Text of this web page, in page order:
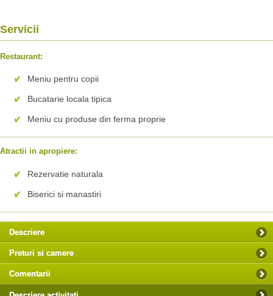
Servicii
Restaurant:
Meniu pentru copii
Bucatarie locala tipica
Meniu cu produse din ferma proprie
Atractii in apropiere:
Rezervatie naturala
Biserici si manastiri
Descriere
Preturi si camere
Comentarii